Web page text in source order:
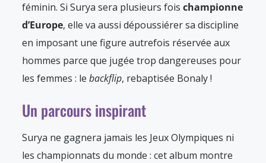
féminin. Si Surya sera plusieurs fois championne
d’Europe, elle va aussi dépoussiérer sa discipline
en imposant une figure autrefois réservée aux
hommes parce que jugée trop dangereuses pour
les femmes : le backflip, rebaptisée Bonaly !
Un parcours inspirant
Surya ne gagnera jamais les Jeux Olympiques ni
les championnats du monde : cet album montre